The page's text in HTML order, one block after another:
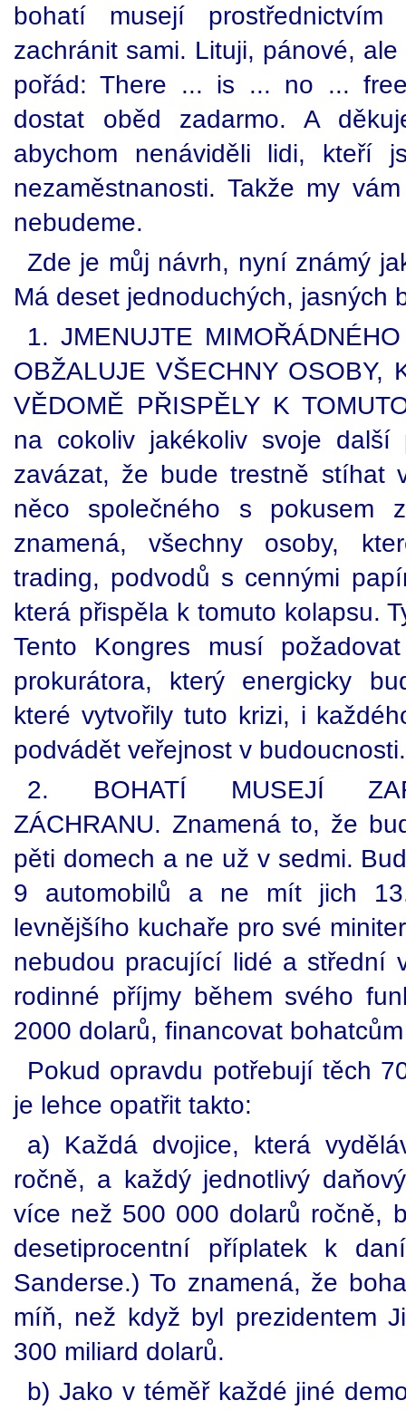
bohatí musejí
zachránit sami. Lituji, pánové,
pořád: There ... is ... no ...
dostat oběd zadarmo. A
abychom nenáviděli lidi, kteří
nezaměstnanosti. Takže my
nebudeme.
Zde je můj návrh, nyní známý
Má deset jednoduchých, jasných
1. JMENUJTE
OBŽALUJE VŠECHNY OSOBY,
VĚDOMĚ PŘISPĚLY K
na cokoliv jakékoliv svoje
zavázat, že bude trestně stíhat
něco společného s pokusem
znamená, všechny osoby,
trading, podvodů s cennými
která přispěla k tomuto kolapsu.
Tento Kongres musí
prokurátora, který energicky
které vytvořily tuto krizi, i
podvádět veřejnost v budoucnosti.
2. BOHATÍ MUSEJÍ
ZÁCHRANU. Znamená to, že
pěti domech a ne už v sedmi.
9 automobilů a ne mít jich
levnějšího kuchaře pro své
nebudou pracující lidé a střední
rodinné příjmy během svého
2000 dolarů, financovat
Pokud opravdu potřebují těch
je lehce opatřit takto:
a) Každá dvojice, která
ročně, a každý jednotlivý
více než 500 000 dolarů ročně,
desetiprocentní příplatek k
Sanderse.) To znamená, že
míň, než když byl prezidentem
300 miliard dolarů.
b) Jako v téměř každé jiné